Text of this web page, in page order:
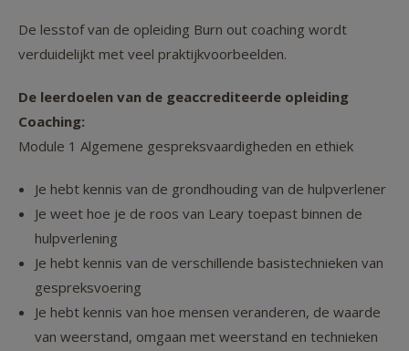
De lesstof van de opleiding Burn out coaching wordt
verduidelijkt met veel praktijkvoorbeelden.
De leerdoelen van de geaccrediteerde opleiding
Coaching:
Module 1 Algemene gespreksvaardigheden en ethiek
Je hebt kennis van de grondhouding van de hulpverlener
Je weet hoe je de roos van Leary toepast binnen de
hulpverlening
Je hebt kennis van de verschillende basistechnieken van
gespreksvoering
Je hebt kennis van hoe mensen veranderen, de waarde
van weerstand, omgaan met weerstand en technieken